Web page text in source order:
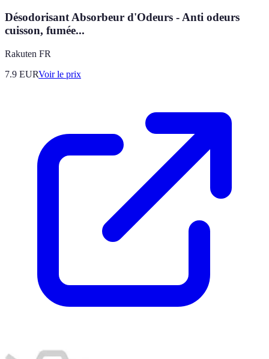
Désodorisant Absorbeur d'Odeurs - Anti odeurs
cuisson, fumée...
Rakuten FR
7.9 EURVoir le prix